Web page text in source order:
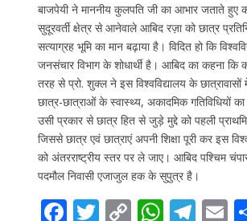
बाजपेयी ने माननीय कुलपति जी का आभार जताते हुए
सुदूरवर्ती क्षेत्र से आनेवाले आबिद रज़ा को छात्र
सत्याग्रह भूमि का मान बढ़ाया है। विदित हो कि
जनसंचार विभाग के शोधार्थी है। आबिद का कहना कि
तरह से प्रो. शुक्ल ने इस विश्वविद्यालय के
छात्र-छात्राओं के स्वास्थ्य, अकादमिक गतिविधियों का
उसी प्रकार से छात्र हित से जुड़े मुद्दे को पहली
जिससे छात्र एवं छात्राएं अपनी शिक्षा पूरी कर इस
को अंतरराष्ट्रीय स्तर पर ले जाए। आबिद पश्चिम
पदमौल निवासी एजाजुल हक के सुपुत्र है।
F T C W T E